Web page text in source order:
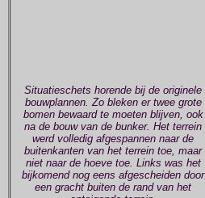
Situatieschets horende bij de originele
bouwplannen. Zo bleken er twee grote
bomen bewaard te moeten blijven, ook
na de bouw van de bunker. Het terrein
werd volledig afgespannen naar de
buitenkanten van het terrein toe, maar
niet naar de hoeve toe. Links was het
bijkomend nog eens afgescheiden door
een gracht buiten de rand van het